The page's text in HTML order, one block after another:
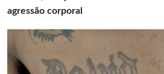
agressão corporal